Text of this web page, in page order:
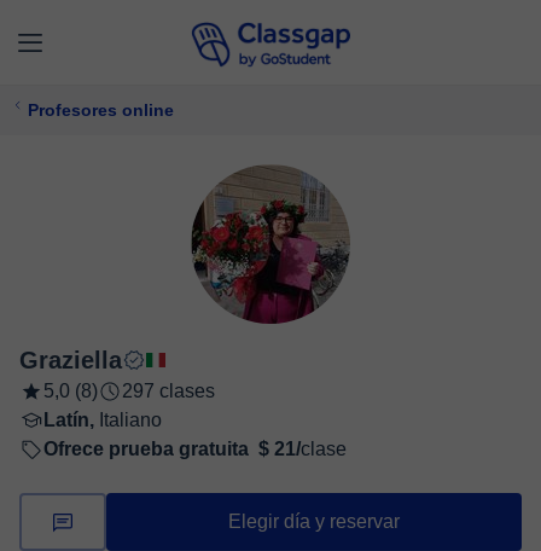
Profesores online
Graziella
5,0 (8)
297 clases
Latín, Italiano
Ofrece prueba gratuita $ 21/clase
Elegir día y reservar